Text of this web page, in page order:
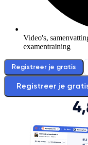
Video's,
examentraining
Registreer je gratis
Registreer je